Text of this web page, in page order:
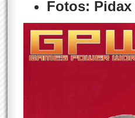
Fotos: Pidax